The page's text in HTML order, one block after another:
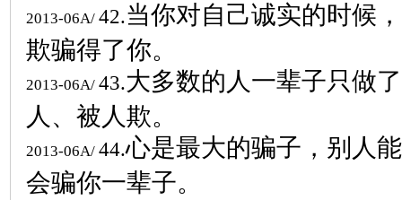
2013-06A/ 42.当你对自己诚实的时候
欺骗得了你。
2013-06A/ 43.大多数的人一辈子只做
人、被人欺。
2013-06A/ 44.心是最大的骗子，别人
会骗你一辈子。